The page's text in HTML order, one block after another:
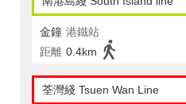
金鐘 港鐵站
距離 0.4km
荃灣綫 Tsuen Wan Line